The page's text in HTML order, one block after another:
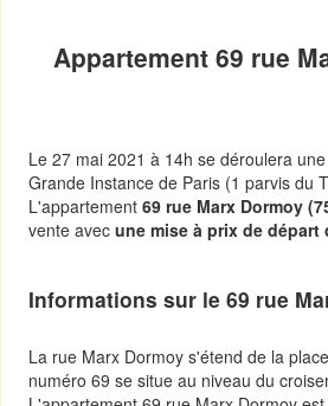
Appartement 69 rue
Le 27 mai 2021 à 14h se déroulera
Grande Instance de Paris (1 parvis du
L'appartement 69 rue Marx Dormoy
vente avec une mise à prix de départ
Informations sur le 69 rue
La rue Marx Dormoy s'étend de la
numéro 69 se situe au niveau du